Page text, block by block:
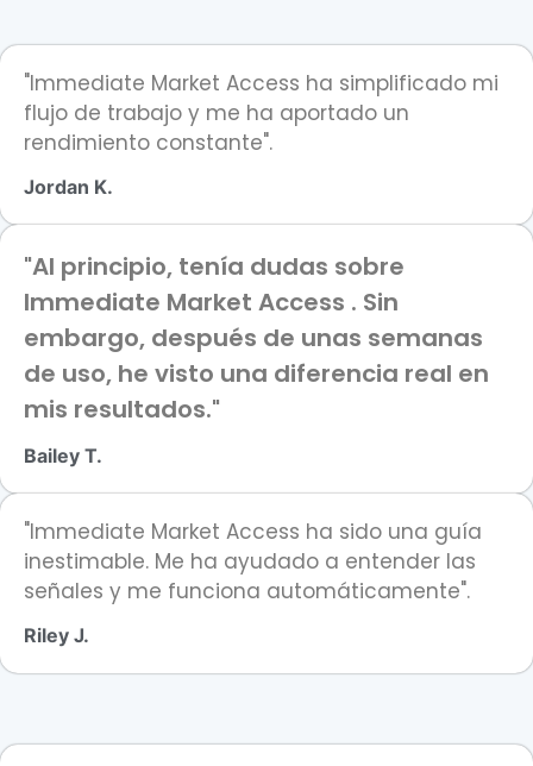
"Immediate Market Access ha simplificado mi
flujo de trabajo y me ha aportado un
rendimiento constante".
Jordan K.
"Al principio, tenía dudas sobre
Immediate Market Access . Sin
embargo, después de unas semanas
de uso, he visto una diferencia real en
mis resultados."
Bailey T.
"Immediate Market Access ha sido una guía
inestimable. Me ha ayudado a entender las
señales y me funciona automáticamente".
Riley J.